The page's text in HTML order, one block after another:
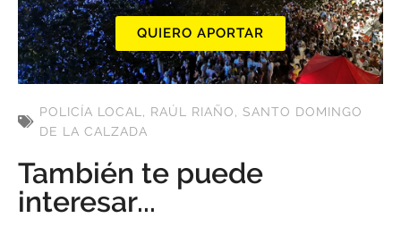
QUIERO APORTAR
POLICÍA LOCAL , RAÚL RIAÑO, SANTO DOMINGO
DE LA CALZADA
También te puede
interesar...